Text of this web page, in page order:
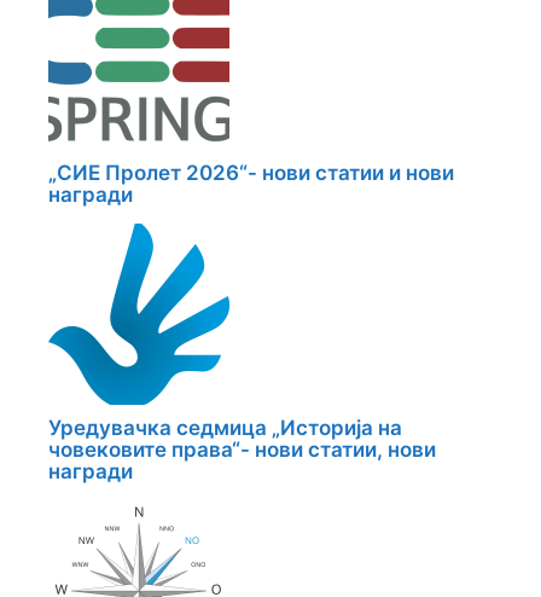
„СИЕ Пролет 2026“- нови статии и нови
награди
Уредувачка седмица „Историја на
човековите права“- нови статии, нови
награди